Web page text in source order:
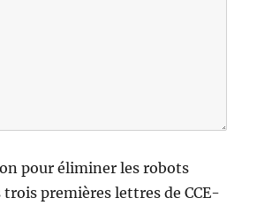
pour éliminer les robots
trois premières lettres de CCE-